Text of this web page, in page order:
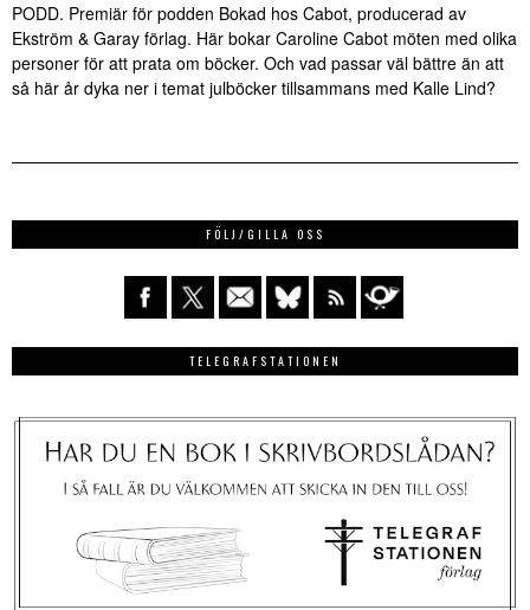
PODD. Premiär för podden Bokad hos Cabot, producerad av
Ekström & Garay förlag. Här bokar Caroline Cabot möten med olika
personer för att prata om böcker. Och vad passar väl bättre än att
så här år dyka ner i temat julböcker tillsammans med Kalle Lind?
FÖLJ/GILLA OSS
TELEGRAFSTATIONEN